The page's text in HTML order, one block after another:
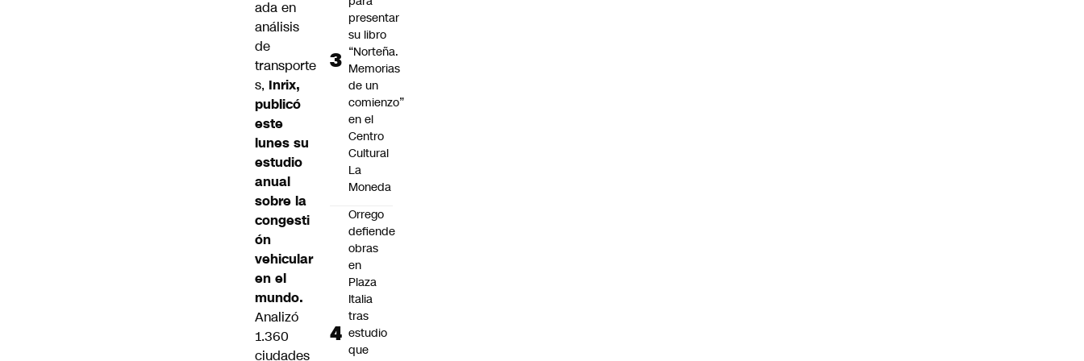
ada en
análisis
de
transporte
s, Inrix,
publicó
este
lunes su
estudio
anual
sobre la
congesti
ón
vehicular
en el
mundo.
Analizó
1.360
ciudades
presentar
su libro
“Norteña.
Memorias
de un
comienzo”
en el
Centro
Cultural
La
Moneda
Orrego
defiende
obras
en
Plaza
Italia
tras
estudio
que